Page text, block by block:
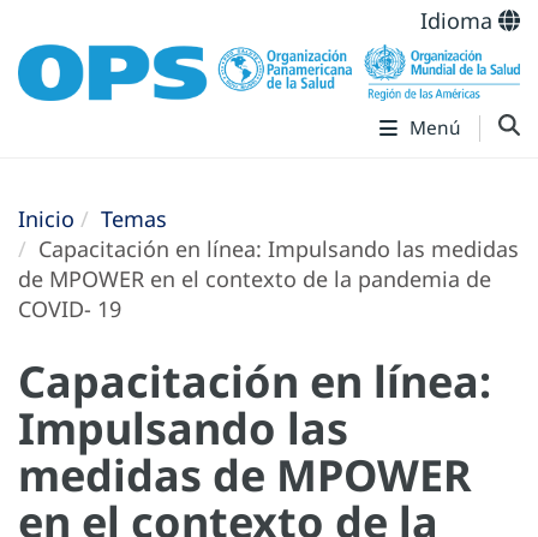
Idioma
Menú
Inicio
Temas
Capacitación en línea: Impulsando las medidas
de MPOWER en el contexto de la pandemia de
COVID- 19
Capacitación en línea:
Impulsando las
medidas de MPOWER
en el contexto de la